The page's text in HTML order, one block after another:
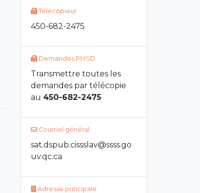
Télécopieur
450-682-2475
Demandes PMSD
Transmettre toutes les
demandes par télécopie
au 450-682-2475
Courriel général
sat.dspub.cissslav@ssss.go
uv.qc.ca
Adresse principale